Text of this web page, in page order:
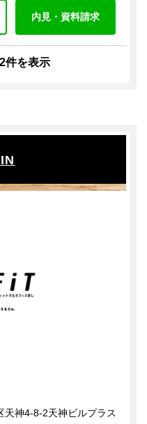
メラ
警備（有人）
24時間365日利用可能
内見・資料請求
件を表示
天神4-8-2天神ビルプラス